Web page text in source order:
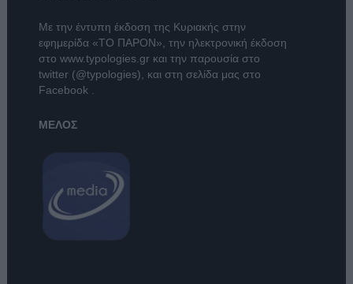
Με την έντυπη έκδοση της Κυριακής στην
εφημερίδα «ΤΟ ΠΑΡΟΝ» , την ηλεκτρονική έκδοση
στο www.typologies.grκαι την παρουσία στο
twitter (@typologies) , και στη σελίδα μας στο
Facebook
ΜΕΛΟΣ